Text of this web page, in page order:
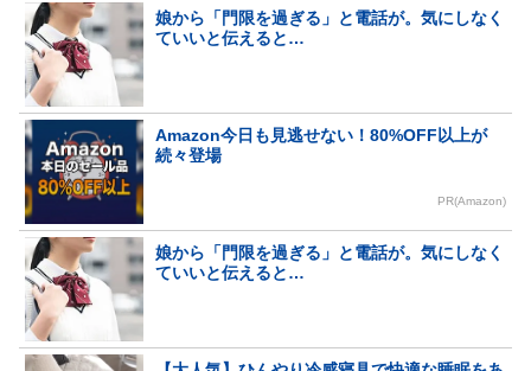
娘から「門限を過ぎる」と電話が。気にしなく
ていいと伝えると…
Amazon今日も見逃せない！80%OFF以上が
続々登場
PR(Amazon)
娘から「門限を過ぎる」と電話が。気にしなく
ていいと伝えると…